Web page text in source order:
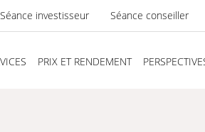
Séance investisseur Séance conseiller
PRIX ET RENDEMENT